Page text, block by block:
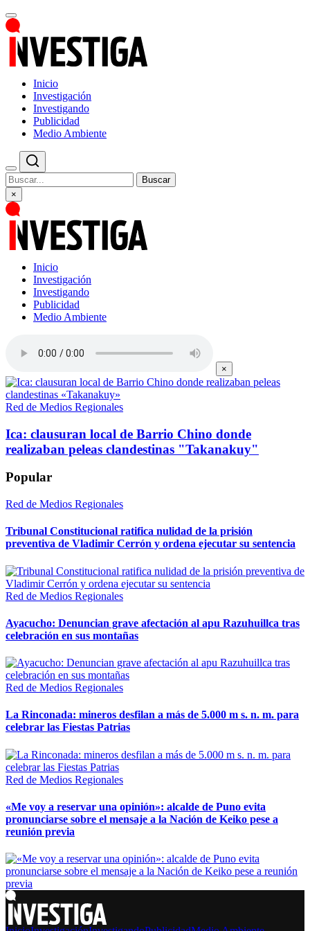
Inicio
Investigación
Investigando
Publicidad
Medio Ambiente
Buscar
×
Inicio
Investigación
Investigando
Publicidad
Medio Ambiente
×
Red de Medios Regionales
Ica: clausuran local de Barrio Chino donde
realizaban peleas clandestinas "Takanakuy"
Popular
Red de Medios Regionales
Tribunal Constitucional ratifica nulidad de la prisión
preventiva de Vladimir Cerrón y ordena ejecutar su sentencia
Red de Medios Regionales
Ayacucho: Denuncian grave afectación al apu Razuhuillca tras
celebración en sus montañas
Red de Medios Regionales
La Rinconada: mineros desfilan a más de 5.000 m s. n. m. para
celebrar las Fiestas Patrias
Red de Medios Regionales
«Me voy a reservar una opinión»: alcalde de Puno evita
pronunciarse sobre el mensaje a la Nación de Keiko pese a
reunión previa